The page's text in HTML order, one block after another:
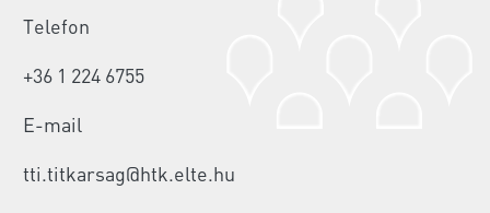
Telefon
+36 1 224 6755
E-mail
tti.titkarsag@htk.elte.hu